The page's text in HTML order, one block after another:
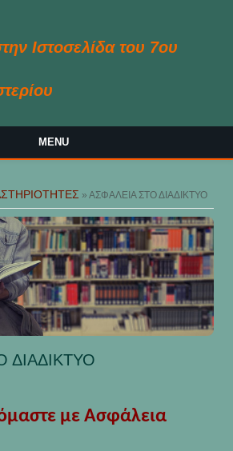
Ιστοσελίδα του 7ου
MENU
» ΑΣΦΑΛΕΙΑ ΣΤΟ ΔΙΑΔΙΚΤΥΟ
ΔΙΑΔΙΚΤΥΟ
με Ασφάλεια